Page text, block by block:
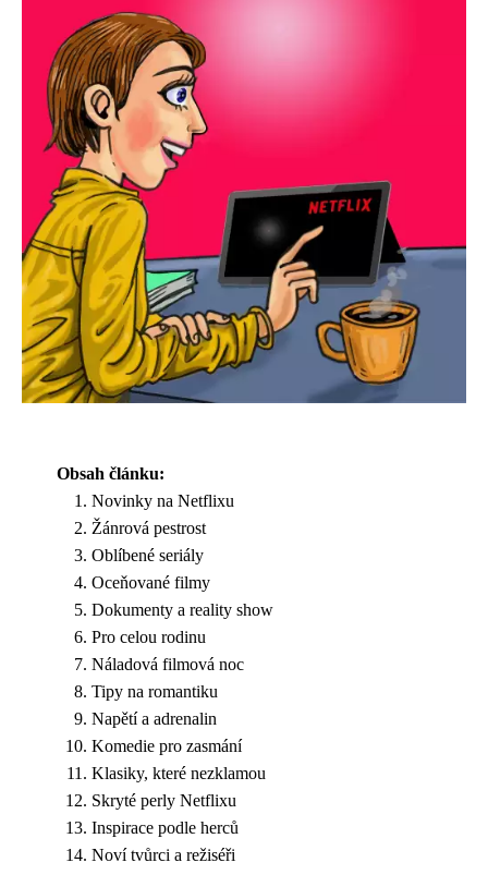
Obsah článku:
Novinky na Netflixu
Žánrová pestrost
Oblíbené seriály
Oceňované filmy
Dokumenty a reality show
Pro celou rodinu
Náladová filmová noc
Tipy na romantiku
Napětí a adrenalin
Komedie pro zasmání
Klasiky, které nezklamou
Skryté perly Netflixu
Inspirace podle herců
Noví tvůrci a režiséři